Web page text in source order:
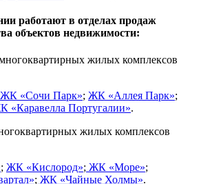
работают в отделах продаж
объектов недвижимости:
жилых комплексов
ЖК «Сочи Парк»; ЖК «Аллея Парк»;
«Каравелла Португалии».
жилых комплексов
; ЖК «Кислород»; ЖК «Море»;
; ЖК «Чайные Холмы».